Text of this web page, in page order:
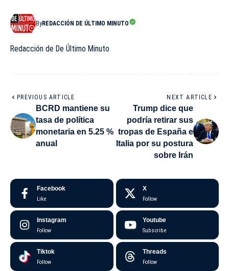
ByREDACCIÓN DE ÚLTIMO MINUTO
Redacción de De Último Minuto
PREVIOUS ARTICLE
BCRD mantiene su
tasa de política
monetaria en 5.25 %
anual
NEXT ARTICLE
Trump dice que
podría retirar sus
tropas de España e
Italia por su postura
sobre Irán
Facebook
Like
X
Follow
Instagram
Follow
Youtube
Subscribe
Tiktok
Follow
Threads
Follow